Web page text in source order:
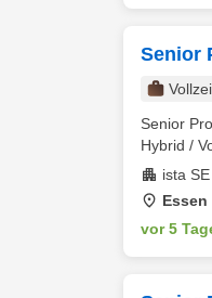
Senior
Senior
Hybrid /
ista SE
Essen
vor 5